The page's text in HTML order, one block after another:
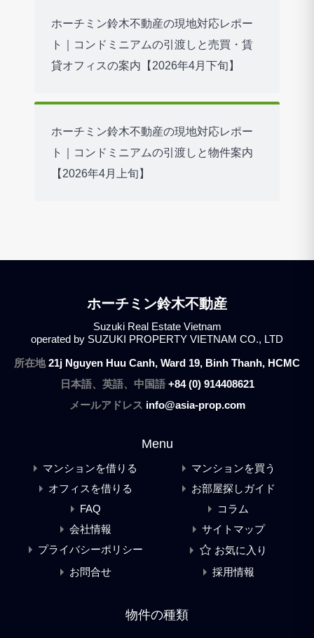
ホーチミン鈴木不動産の現地対応レポー
ト｜コンドミニアムの引渡しと売買・賃
貸オフィスの案内【2026年4月下旬】
ホーチミン鈴木不動産の現地対応レポー
ト｜コンドミニアムの引渡しと物件案内
【2026年4月上旬】
ホーチミン鈴木不動産
Suzuki Real Estate Vietnam
operated by SUZUKI PROPERTY VIETNAM CO., LTD
所在地21j Nguyen Huu Canh, Ward 19, Binh Thanh, HCMC
日本語、英語、中国語 +84 (0) 914408621
メールアドレス info@asia-prop.com
Menu
マンションを借りる
マンションを買う
オフィスを借りる
お部屋探しガイド
FAQ
コラム
会社情報
サイトマップ
プライバシーポリシー
お気に入り
お問合せ
採用情報
物件の種類